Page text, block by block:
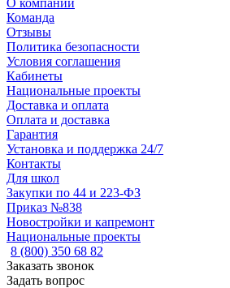
О компании
Команда
Отзывы
Политика безопасности
Условия соглашения
Кабинеты
Национальные проекты
Доставка и оплата
Оплата и доставка
Гарантия
Установка и поддержка 24/7
Контакты
Для школ
Закупки по 44 и 223-ФЗ
Приказ №838
Новостройки и капремонт
Национальные проекты
8 (800) 350 68 82
Заказать звонок
Задать вопрос